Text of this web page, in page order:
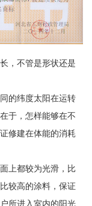
，不管是形状还是
的纬度太阳在运转
于，怎样能够在不
修建在体能的消耗
上都较为光滑，比
较高的涂料，保证
所进入室内的阳光